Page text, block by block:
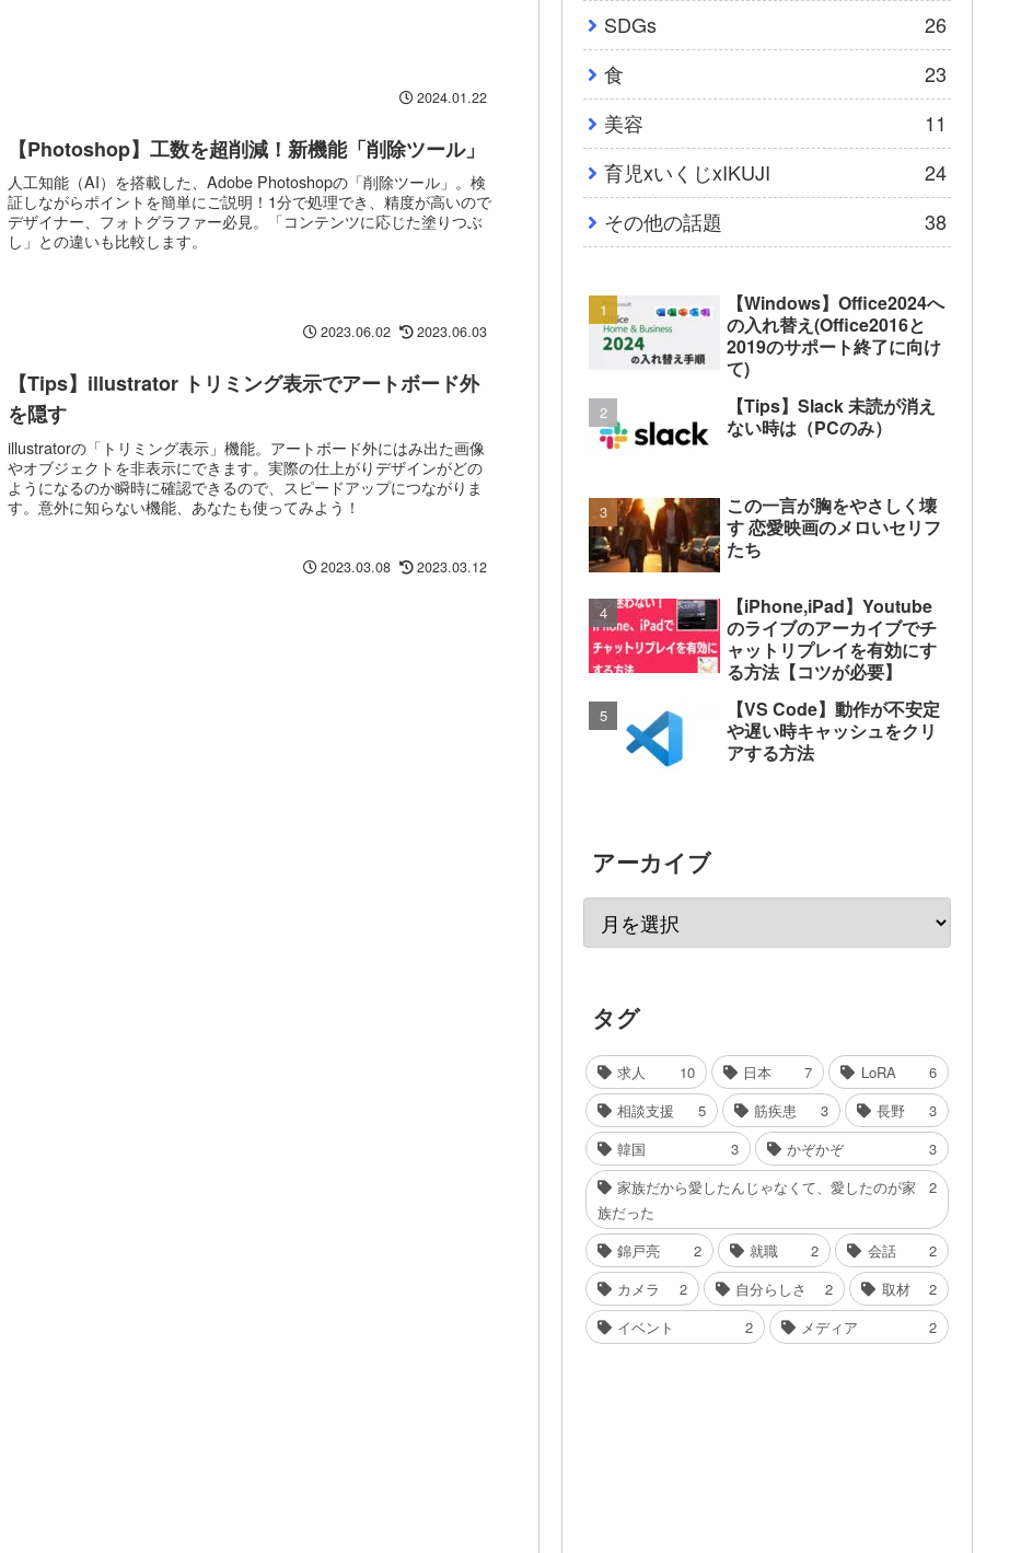
2024.01.22
【Photoshop】工数を超削減！新機能「削除ツール」
人工知能（AI）を搭載した、Adobe Photoshopの「削除ツール」。検
証しながらポイントを簡単にご説明！1分で処理でき、精度が高いので
デザイナー、フォトグラファー必見。「コンテンツに応じた塗りつぶ
し」との違いも比較します。
2023.06.02 2023.06.03
【Tips】illustrator トリミング表示でアートボード外
を隠す
illustratorの「トリミング表示」機能。アートボード外にはみ出た画像
やオブジェクトを非表示にできます。実際の仕上がりデザインがどの
ようになるのか瞬時に確認できるので、スピードアップにつながりま
す。意外に知らない機能、あなたも使ってみよう！
2023.03.08 2023.03.12
SDGs
26
食
23
美容
11
育児xいくじxIKUJI
24
その他の話題
38
【Windows】Office2024へ
の入れ替え(Office2016と
2019のサポート終了に向け
て)
【Tips】Slack 未読が消え
ない時は（PCのみ）
この一言が胸をやさしく壊
す 恋愛映画のメロいセリフ
たち
【iPhone,iPad】Youtube
のライブのアーカイブでチ
ャットリプレイを有効にす
る方法【コツが必要】
【VS Code】動作が不安定
や遅い時キャッシュをクリ
アする方法
アーカイブ
タグ
求人 10 日本 7 LoRA
6
相談支援
5 筋疾患 3 長野
3
韓国
3 かぞかぞ
3
家族だから愛したんじゃなくて、愛したのが家
族だった
2
錦戸亮 2 就職 2 会話
2
カメラ
2 自分らしさ 2 取材
2
イベント
2 メディア 2